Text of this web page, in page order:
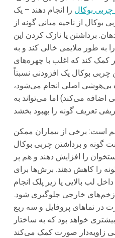
چربی بوکال را انجام دهند – یک
از ناحیه میانی گونه از
برداشتن یا نازک کردن این
به طور ملایمی خالی کند و به
کمک کند که اغلب با چهره‌های
بوکال یک افزودنی نسبتاً
بی‌هوشی اصلی انجام می‌شود،
اضافه می‌کند) اما می‌تواند به
است: برخی از بیماران ممکن
گونه و برداشتن چربی بوکال
را افزایش دهند و هم پر
را کاهش دهند. برش‌ها برای
لب بالایی یا زیر پلک انجام
زخم‌های خارجی جلوگیری شود.
در نماهای پروفایل و سه ربع
خواهد بود که به ساختار